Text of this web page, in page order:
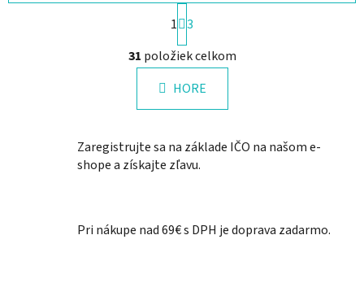
O
v
l
á
d
c
i
r
v
S
t
r
á
n
k
n
i
1 3
31 položiek celkom
HORE
Zaregistrujte sa na základe IČO na našom e-
shope a získajte zľavu.
Pri nákupe nad 69€ s DPH je doprava zadarmo.